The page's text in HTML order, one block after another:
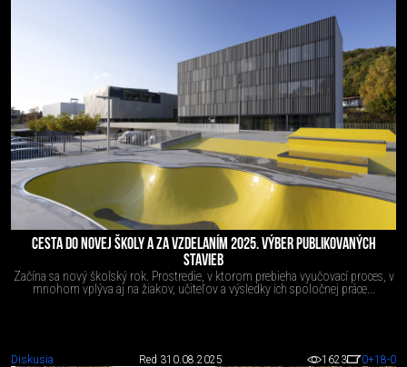
CESTA DO NOVEJ ŠKOLY A ZA VZDELANÍM 2025. VÝBER PUBLIKOVANÝCH
STAVIEB
Začína sa nový školský rok. Prostredie, v ktorom prebieha vyučovací proces, v
mnohom vplýva aj na žiakov, učiteľov a výsledky ich spoločnej práce...
Diskusia Red 310.08.2025 1623 0+18-0